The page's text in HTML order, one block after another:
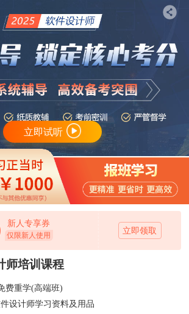
立即试听
新人专享券
仅限新人使用 立即领取
师培训课程
费重学(高端班)
设计师学习资料及用品